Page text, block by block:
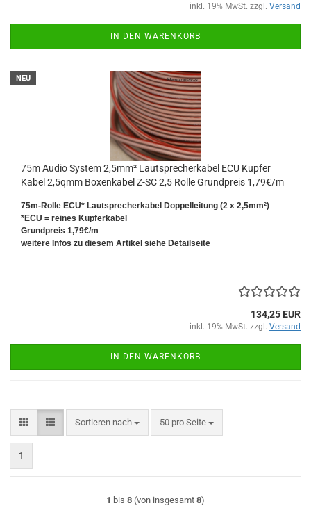
inkl. 19% MwSt. zzgl. Versand
IN DEN WARENKORB
NEU
75m Audio System 2,5mm² Lautsprecherkabel ECU Kupfer
Kabel 2,5qmm Boxenkabel Z-SC 2,5 Rolle Grundpreis 1,79€/m
75m-Rolle ECU* Lautsprecherkabel Doppelleitung (2 x 2,5mm²)
*ECU = reines Kupferkabel
Grundpreis 1,79€/m
weitere Infos zu diesem Artikel siehe Detailseite
134,25 EUR
inkl. 19% MwSt. zzgl. Versand
IN DEN WARENKORB
Sortieren nach
Sortieren nach 50 pro Seite
pro Seite
1
1 bis 8 (von insgesamt 8)